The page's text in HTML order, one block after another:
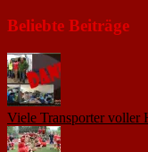
Beliebte Beiträge
Viele Transporter voller